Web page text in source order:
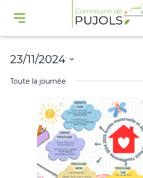
23/11/2024
Toute la journée